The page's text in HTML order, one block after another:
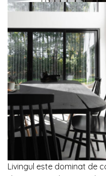
Livingul este dominat de